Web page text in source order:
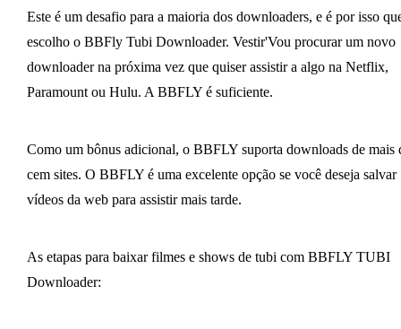
Este é um desafio para a maioria dos downloaders, e é por isso
escolho o BBFly Tubi Downloader. Vestir'Vou procurar um novo
downloader na próxima vez que quiser assistir a algo na Netflix,
Paramount ou Hulu. A BBFLY é suficiente.
Como um bônus adicional, o BBFLY suporta downloads de mais
cem sites. O BBFLY é uma excelente opção se você deseja salvar
vídeos da web para assistir mais tarde.
As etapas para baixar filmes e shows de tubi com BBFLY TUBI
Downloader: